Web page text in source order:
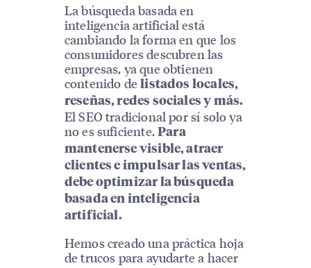
La búsqueda basada en
inteligencia artificial está
cambiando la forma en que los
consumidores descubren las
empresas, ya que obtienen
contenido delistados locales,
reseñas, redes sociales y más.
El SEO tradicional por sí solo ya
no es suficiente.Para
mantenerse visible, atraer
clientes e impulsar las ventas,
debe optimizar la búsqueda
basada en inteligencia
artificial.
Hemos creado una práctica hoja
de trucos para ayudarte a hacer